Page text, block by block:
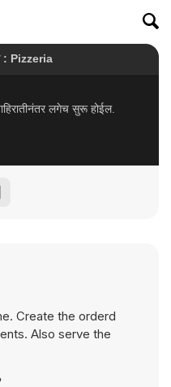
Create the orderd
Also serve the